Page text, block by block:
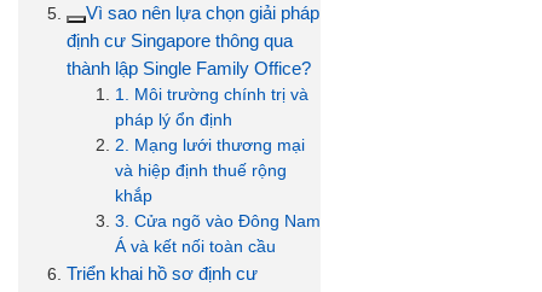
Vì sao nên lựa chọn giải pháp
định cư Singapore thông qua
thành lập Single Family Office?
1. Môi trường chính trị và
pháp lý ổn định
2. Mạng lưới thương mại
và hiệp định thuế rộng
khắp
3. Cửa ngõ vào Đông Nam
Á và kết nối toàn cầu
Triển khai hồ sơ định cư